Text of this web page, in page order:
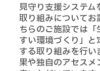
見守り支援システ
取り組みについてお
ちらのご施設では
すい環境づくり」
する取り組みを行
果や独自のアセス